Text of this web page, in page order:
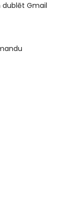
dublēt Gmail